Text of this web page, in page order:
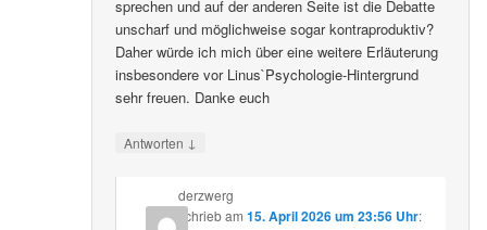
sprechen und auf der anderen Seite ist die Debatte
unscharf und möglichweise sogar kontraproduktiv?
Daher würde ich mich über eine weitere Erläuterung
insbesondere vor Linus`Psychologie-Hintergrund
sehr freuen. Danke euch
Antworten ↓
derzwerg
schriebam 15. April 2026 um 23:56 Uhr: